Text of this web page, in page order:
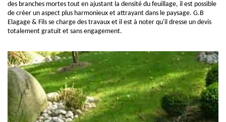
des branches mortes tout en ajustant la densité du feuillage, il est possible
de créer un aspect plus harmonieux et attrayant dans le paysage. G.B
Elagage & Fils se charge des travaux et il est à noter qu'il dresse un devis
totalement gratuit et sans engagement.